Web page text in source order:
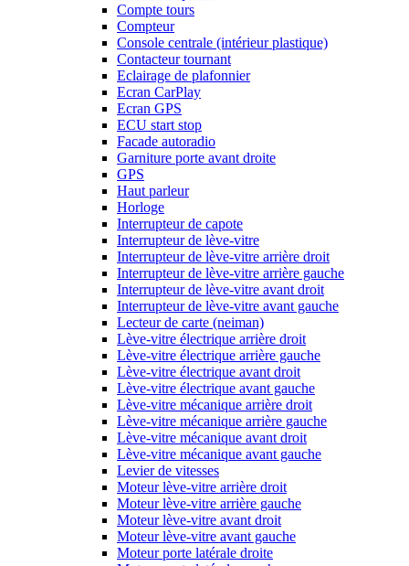
Compte tours
Compteur
Console centrale (intérieur plastique)
Contacteur tournant
Eclairage de plafonnier
Ecran CarPlay
Ecran GPS
ECU start stop
Facade autoradio
Garniture porte avant droite
GPS
Haut parleur
Horloge
Interrupteur de capote
Interrupteur de lève-vitre
Interrupteur de lève-vitre arrière droit
Interrupteur de lève-vitre arrière gauche
Interrupteur de lève-vitre avant droit
Interrupteur de lève-vitre avant gauche
Lecteur de carte (neiman)
Lève-vitre électrique arrière droit
Lève-vitre électrique arrière gauche
Lève-vitre électrique avant droit
Lève-vitre électrique avant gauche
Lève-vitre mécanique arrière droit
Lève-vitre mécanique arrière gauche
Lève-vitre mécanique avant droit
Lève-vitre mécanique avant gauche
Levier de vitesses
Moteur lève-vitre arrière droit
Moteur lève-vitre arrière gauche
Moteur lève-vitre avant droit
Moteur lève-vitre avant gauche
Moteur porte latérale droite